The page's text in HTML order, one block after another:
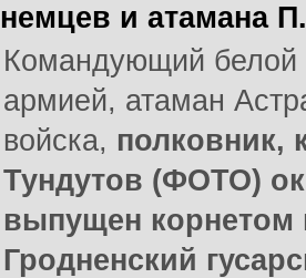
немцев и атамана
Командующий белой
армией, атаман
войска, полковник,
Тундутов (ФОТО)
выпущен корнетом
Гродненский